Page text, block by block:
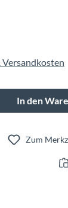
Versandkosten
Gib den
In den
Zum